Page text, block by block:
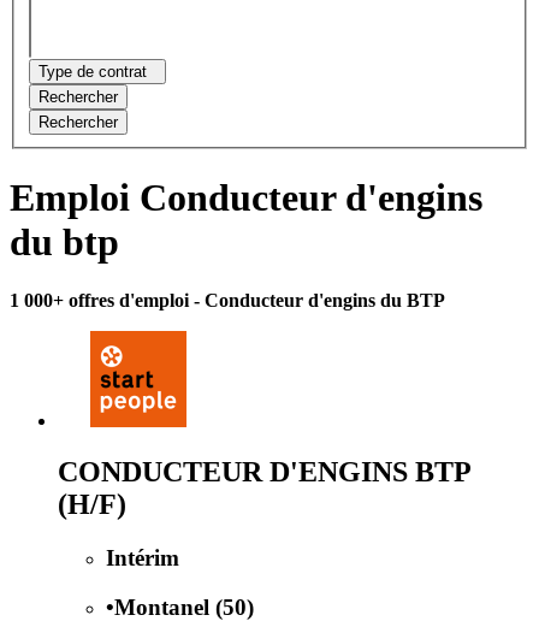
Type de contrat
Rechercher
Rechercher
Emploi Conducteur d'engins
du btp
1 000+ offres d'emploi - Conducteur d'engins du BTP
CONDUCTEUR D'ENGINS BTP
(H/F)
Intérim
•Montanel (50)